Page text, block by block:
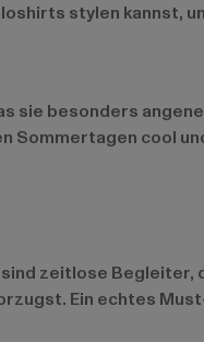
stylen kannst,
sie besonders
Sommertagen cool
zeitlose
Ein echtes